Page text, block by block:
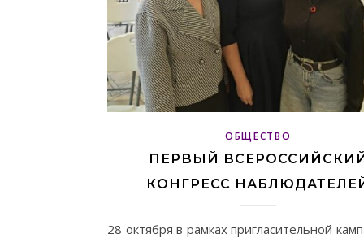
ОБЩЕСТВО
ПЕРВЫЙ
КОНГРЕСС
28 октября в рамках пригласительной